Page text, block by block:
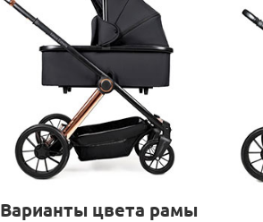
Варианты цвета рамы